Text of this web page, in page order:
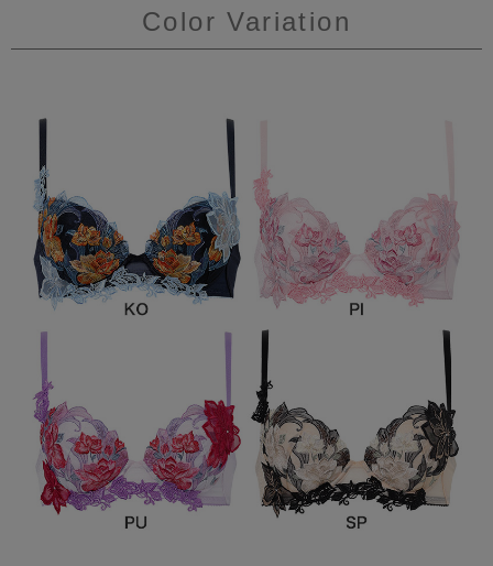
Color Variation